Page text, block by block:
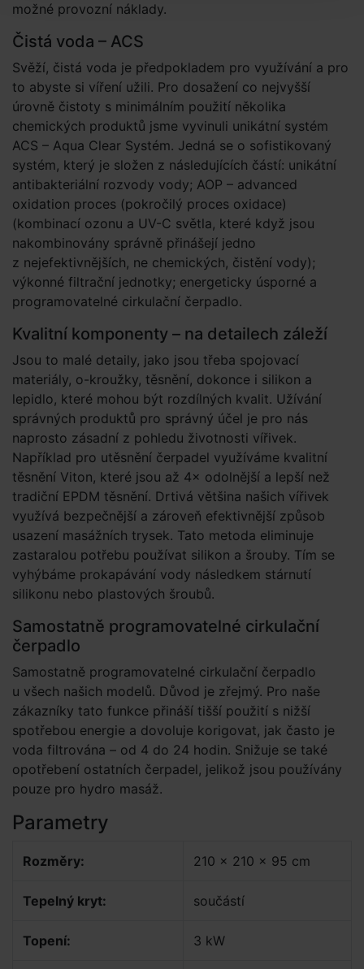
možné provozní náklady.
Čistá voda – ACS
Svěží, čistá voda je předpokladem pro využívání a pro
to abyste si víření užili. Pro dosažení co nejvyšší
úrovně čistoty s minimálním použití několika
chemických produktů jsme vyvinuli unikátní systém
ACS – Aqua Clear Systém. Jedná se o sofistikovaný
systém, který je složen z následujících částí: unikátní
antibakteriální rozvody vody; AOP – advanced
oxidation proces (pokročilý proces oxidace)
(kombinací ozonu a UV-C světla, které když jsou
nakombinovány správně přinášejí jedno
z nejefektivněj­ších, ne chemických, čistění vody);
výkonné filtrační jednotky; energeticky úsporné a
programovatelné cirkulační čerpadlo.
Kvalitní komponenty – na detailech záleží
Jsou to malé detaily, jako jsou třeba spojovací
materiály, o-kroužky, těsnění, dokonce i silikon a
lepidlo, které mohou být rozdílných kvalit. Užívání
správných produktů pro správný účel je pro nás
naprosto zásadní z pohledu životnosti vířivek.
Například pro utěsnění čerpadel využíváme kvalitní
těsnění Viton, které jsou až 4× odolnější a lepší než
tradiční EPDM těsnění. Drtivá většina našich vířivek
využívá bezpečnější a zároveň efektivnější způsob
usazení masážních trysek. Tato metoda eliminuje
zastaralou potřebu používat silikon a šrouby. Tím se
vyhýbáme prokapávání vody následkem stárnutí
silikonu nebo plastových šroubů.
Samostatně programovatelné cirkulační
čerpadlo
Samostatně programovatelné cirkulační čerpadlo
u všech našich modelů. Důvod je zřejmý. Pro naše
zákazníky tato funkce přináší tišší použití s nižší
spotřebou energie a dovoluje korigovat, jak často je
voda filtrována – od 4 do 24 hodin. Snižuje se také
opotřebení ostatních čerpadel, jelikož jsou používány
pouze pro hydro masáž.
Parametry
Rozměry: 210 x 210 x 95 cm
Tepelný kryt: součástí
Topení: 3 kW